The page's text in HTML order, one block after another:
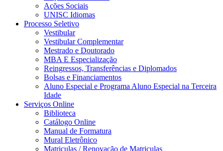
Ações Sociais
UNISC Idiomas
Processo Seletivo
Vestibular
Vestibular Complementar
Mestrado e Doutorado
MBA E Especialização
Reingressos, Transferências e Diplomados
Bolsas e Financiamentos
Aluno Especial e Programa Aluno Especial na Terceira
Idade
Serviços Online
Biblioteca
Catálogo Online
Manual de Formatura
Mural Eletrônico
Matriculas / Renovação de Matriculas